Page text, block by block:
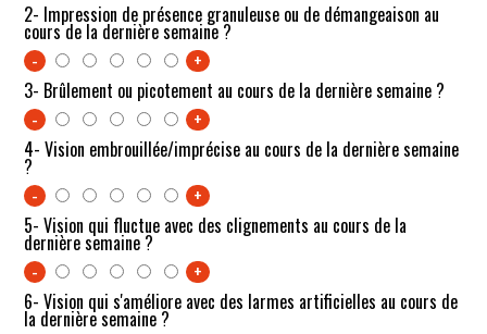
2- Impression de présence granuleuse ou de démangeaison au
cours de la dernière semaine ?
-
+
3- Brûlement ou picotement au cours de la dernière semaine ?
-
+
4- Vision embrouillée/imprécise au cours de la dernière semaine
?
-
+
5- Vision qui fluctue avec des clignements au cours de la
dernière semaine ?
-
+
6- Vision qui s'améliore avec des larmes artificielles au cours de
la dernière semaine ?